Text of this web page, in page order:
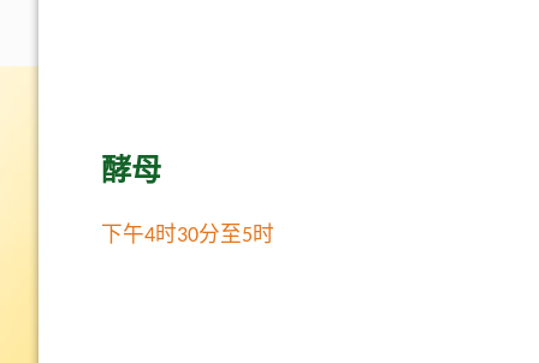
酵母
下午4时30分至5时